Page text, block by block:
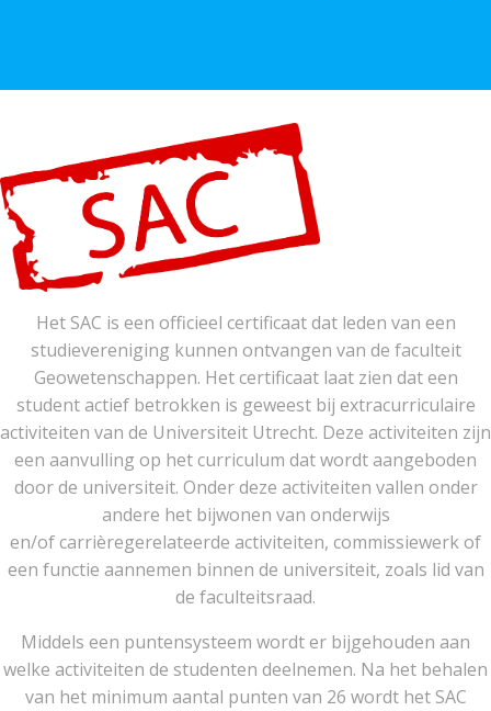
Het SAC is een officieel certificaat dat leden van een
studievereniging kunnen ontvangen van de faculteit
Geowetenschappen. Het certificaat laat zien dat een
student actief betrokken is geweest bij extracurriculaire
activiteiten van de Universiteit Utrecht. Deze activiteiten zijn
een aanvulling op het curriculum dat wordt aangeboden
door de universiteit. Onder deze activiteiten vallen onder
andere het bijwonen van onderwijs
en/of carrièregerelateerde activiteiten, commissiewerk of
een functie aannemen binnen de universiteit, zoals lid van
de faculteitsraad.
Middels een puntensysteem wordt er bijgehouden aan
welke activiteiten de studenten deelnemen. Na het behalen
van het minimum aantal punten van 26 wordt het SAC